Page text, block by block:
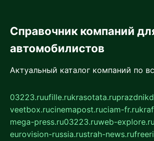
Справочник компаний
автомобилистов
Актуальный каталог компаний по
03223.ruufille.rukrasotata.ru
veetbox.rucinemapost.ruciam-fr.ru
mega-press.ru03223.ruweb-explore.ru
eurovision-russia.rustrah-news.ru